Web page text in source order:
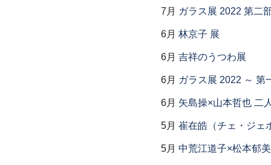
7月 ガラス展 2022 第二
6月 林京子 展
6月 吉祥のうつわ展
6月 ガラス展 2022 ～ 第
6月 矢島操×山本哲也 二
5月 崔在皓（チェ・ジェ
5月 中荒江道子×松本郁